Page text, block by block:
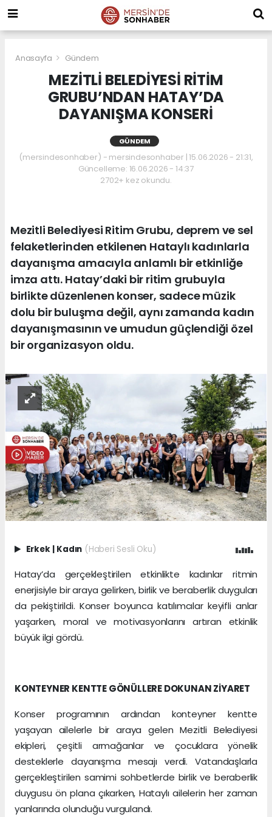
Anasayfa Gündem
MEZİTLİ BELEDİYESİ RİTİM
GRUBU’NDAN HATAY’DA
DAYANIŞMA KONSERİ
GÜNDEM
(mersindesonhaber) - mersindesonhaber | 15.06.2026 - 21:31,
Güncelleme: 16.06.2026 - 14:37
2702+ kez okundu.
Mezitli Belediyesi Ritim Grubu, deprem ve sel
felaketlerinden etkilenen Hataylı kadınlarla
dayanışma amacıyla anlamlı bir etkinliğe
imza attı. Hatay’daki bir ritim grubuyla
birlikte düzenlenen konser, sadece müzik
dolu bir buluşma değil, aynı zamanda kadın
dayanışmasının ve umudun güçlendiği özel
bir organizasyon oldu.
Erkek | Kadın (Haberi Sesli Oku)
Hatay’da gerçekleştirilen etkinlikte kadınlar ritmin
enerjisiyle bir araya gelirken, birlik ve beraberlik duyguları
da pekiştirildi. Konser boyunca katılımcılar keyifli anlar
yaşarken, moral ve motivasyonlarını artıran etkinlik
büyük ilgi gördü.
KONTEYNER KENTTE GÖNÜLLERE DOKUNAN ZİYARET
Konser programının ardından konteyner kentte
yaşayan ailelerle bir araya gelen Mezitli Belediyesi
ekipleri, çeşitli armağanlar ve çocuklara yönelik
desteklerle dayanışma mesajı verdi. Vatandaşlarla
gerçekleştirilen samimi sohbetlerde birlik ve beraberlik
duygusu ön plana çıkarken, Hataylı ailelerin her zaman
yanlarında olunduğu vurgulandı.